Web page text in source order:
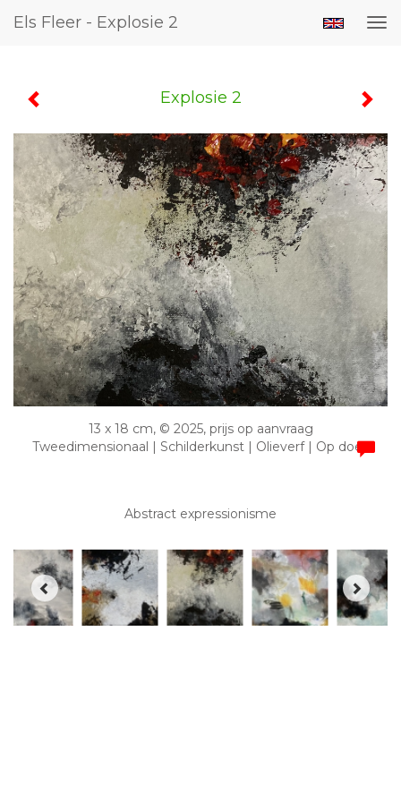
Els Fleer - Explosie 2
Explosie 2
13 x 18 cm, © 2025, prijs op aanvraag
Tweedimensionaal | Schilderkunst | Olieverf | Op doek
Abstract expressionisme